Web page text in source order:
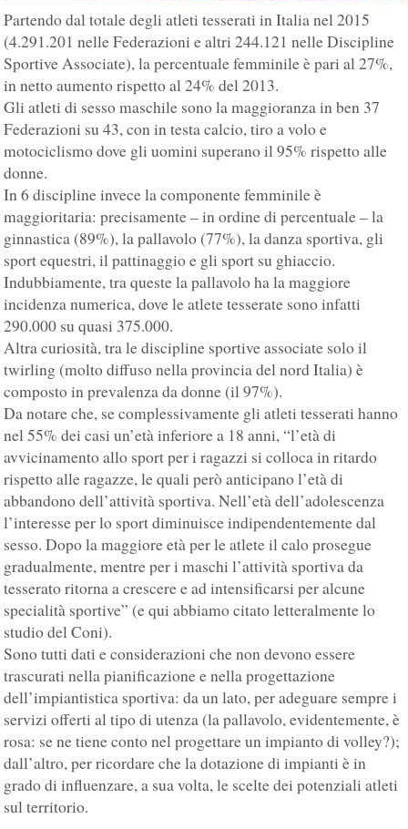
Partendo dal totale degli atleti tesserati in Italia nel 2015
(4.291.201 nelle Federazioni e altri 244.121 nelle Discipline
Sportive Associate), la percentuale femminile è pari al 27%,
in netto aumento rispetto al 24% del 2013.
Gli atleti di sesso maschile sono la maggioranza in ben 37
Federazioni su 43, con in testa calcio, tiro a volo e
motociclismo dove gli uomini superano il 95% rispetto alle
donne.
In 6 discipline invece la componente femminile è
maggioritaria: precisamente – in ordine di percentuale – la
ginnastica (89%), la pallavolo (77%), la danza sportiva, gli
sport equestri, il pattinaggio e gli sport su ghiaccio.
Indubbiamente, tra queste la pallavolo ha la maggiore
incidenza numerica, dove le atlete tesserate sono infatti
290.000 su quasi 375.000.
Altra curiosità, tra le discipline sportive associate solo il
twirling (molto diffuso nella provincia del nord Italia) è
composto in prevalenza da donne (il 97%).
Da notare che, se complessivamente gli atleti tesserati hanno
nel 55% dei casi un’età inferiore a 18 anni, “l’età di
avvicinamento allo sport per i ragazzi si colloca in ritardo
rispetto alle ragazze, le quali però anticipano l’età di
abbandono dell’attività sportiva. Nell’età dell’adolescenza
l’interesse per lo sport diminuisce indipendentemente dal
sesso. Dopo la maggiore età per le atlete il calo prosegue
gradualmente, mentre per i maschi l’attività sportiva da
tesserato ritorna a crescere e ad intensificarsi per alcune
specialità sportive” (e qui abbiamo citato letteralmente lo
studio del Coni).
Sono tutti dati e considerazioni che non devono essere
trascurati nella pianificazione e nella progettazione
dell’impiantistica sportiva: da un lato, per adeguare sempre i
servizi offerti al tipo di utenza (la pallavolo, evidentemente, è
rosa: se ne tiene conto nel progettare un impianto di volley?);
dall’altro, per ricordare che la dotazione di impianti è in
grado di influenzare, a sua volta, le scelte dei potenziali atleti
sul territorio.